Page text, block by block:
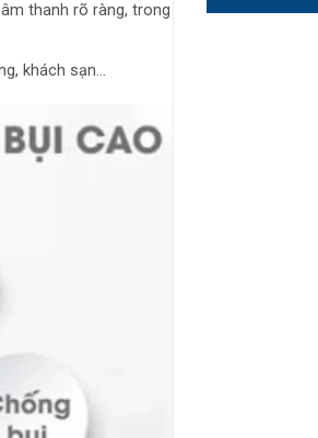
thanh rõ ràng, trong
khách sạn…